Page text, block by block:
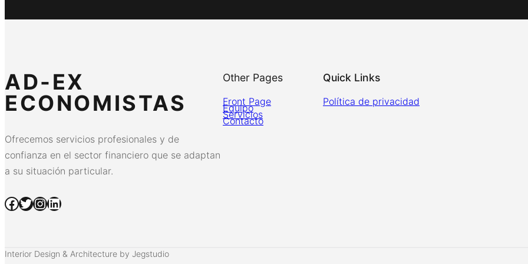
AD-EX
ECONOMISTAS
Ofrecemos servicios profesionales y de
confianza en el sector financiero que se adaptan
a su situación particular.
Facebook Twitter InstagramLinkedIn
Other Pages
Front Page
Equipo
Servicios
Contacto
Quick Links
Política de privacidad
Interior Design & Architecture by Jegstudio